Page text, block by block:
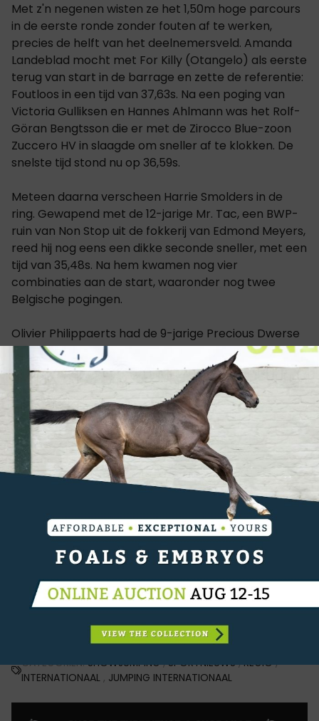
Met z'n negenen wisten ze het 1,50m hoge parcours
in de eerste ronde zonder fouten af te werken,
precies de helft van het deelnemersveld. Amanda
Landeblad mocht met For Killy (Otangelo) als eerste
terug van start in de barrage en zette de referentie:
Foutloos in een tijd van 37,63s. Na een poging van
Victoria Gulliksen en Hannes Ahlmann was het Rolf-
Göran Bengtsson die er met de Zirocco Blue-zoon
Zuccero HV in slaagde om sneller af te klokken. De
snelste tijd stond nu op 36,59s.
Meteen daarna verscheen Harrie Smolders in de
ring. Gewapend met de 12-jarige Mr. Tac, een BWP-
ruin van Non Stop uit de fokkerij van Edmond Meyers,
reed hij nog eens een dikke seconde sneller, met een
tijd van 35,48s. Na hem kwamen nog vier
combinaties aan de start, waaronder nog twee
Belgische pogingen.
Olivier Philippaerts had de 9-jarige Precious Dwerse
Hagen gezadeld voor deze viersterren uitdaging. De
BWP-merrie van Cornet Obolensky besloot met vier
strafpunten. Volgende aan de beurt, landgenoot
Abdel Saïd. Hij had de door Christophe Legue gefokte
Arpege du RU aan de start, een dochter van Apache
d'Adriers. Het paar liet het hout aangeroerd en
toonde dat het nóg beter kon. Hun tijd werd
genoteerd op 34,47s, wat ondertussen al ruim drie
seconden sneller was dan Landeblad's referentie.
Peder Fredricson leunde met Sv Vroom de La
Pomme Z dicht aan tegen Saïd's tijd maar, net als
Oliver Fletcher en Hannes Ahlmann die na hem
gestoten.
CATEGORIËN:SHOWJUMPING,SPORTNIEUWS,REGIO,
INTERNATIONAAL , JUMPING INTERNATIONAAL